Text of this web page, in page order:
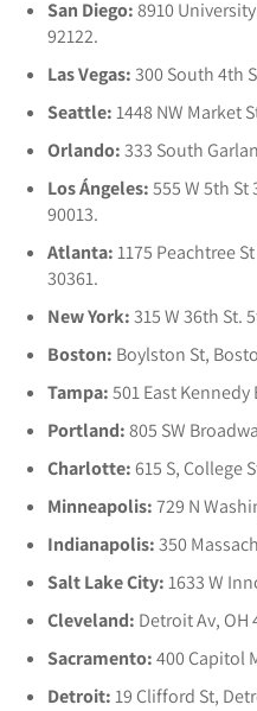
San Diego:8910
92122.
Las Vegas:300 South 4th
Seattle:1448 NW Market
Orlando:333 South
Los Ángeles:555 W 5th St
90013.
Atlanta:1175 Peachtree
30361.
New York:315 W 36th St.
Boston: Boylston St,
Tampa:501 East
Portland:805 SW
Charlotte:615 S, College
Minneapolis:729 N
Indianapolis:350
Salt Lake City:1633 W
Cleveland: Detroit Av, OH
Sacramento:400 Capitol
Detroit:19 Clifford St,